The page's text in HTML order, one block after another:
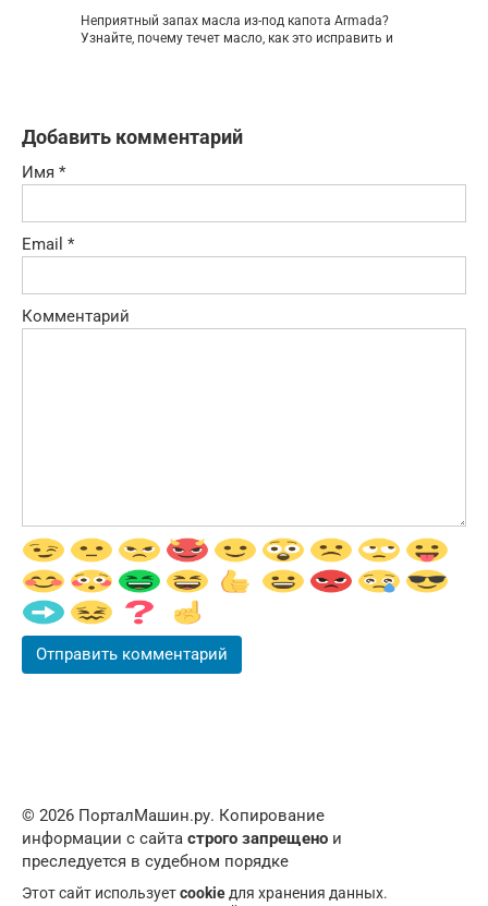
Неприятный запах масла из-под капота Armada?
Узнайте, почему течет масло, как это исправить и
Добавить комментарий
Имя *
Email *
Комментарий
© 2026 ПорталМашин.ру. Копирование
информации с сайта строго запрещено и
преследуется в судебном порядке
Этот сайт используетcookie для хранения данных.